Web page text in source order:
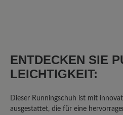
Unbefriedigend (0)
ENTDECKEN SIE
LEICHTIGKEIT:
Dieser Runningschuh ist mit
ausgestattet, die für eine